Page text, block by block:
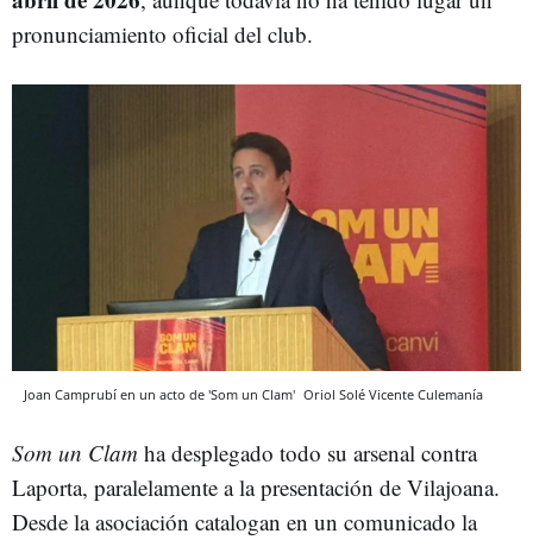
pronunciamiento oficial del club.
Joan Camprubí en un acto de 'Som un Clam' Oriol Solé Vicente Culemanía
Som un Clam ha desplegado todo su arsenal contra
Laporta, paralelamente a la presentación de Vilajoana.
Desde la asociación catalogan en un comunicado la